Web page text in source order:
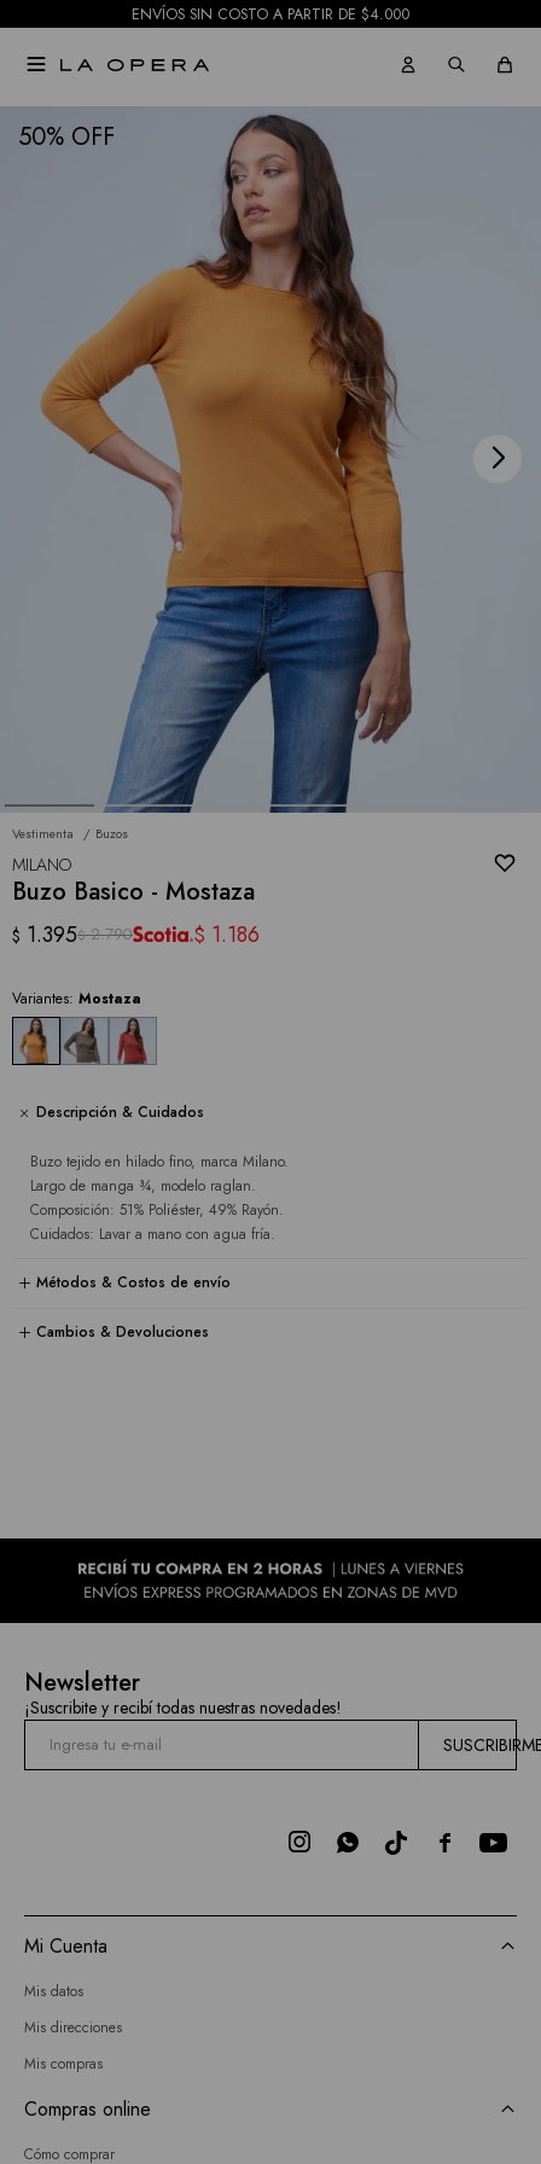
ENVÍOS SIN COSTO A PARTIR DE $4.000

50
Vestimenta Buzos
MILANO
Buzo Basico - Mostaza
$ 1.395$ 2.790 $ 1.186
Variantes: Mostaza
Descripción & Cuidados
Buzo tejido en hilado fino, marca Milano.
Largo de manga ¾, modelo raglan.
Composición: 51% Poliéster, 49% Rayón.
Cuidados: Lavar a mano con agua fría.
Métodos & Costos de envío
Cambios & Devoluciones
NOTIFICARME
Newsletter
¡Suscribite y recibí todas nuestras novedades!

 
Mi Cuenta
Mis datos
Mis direcciones
Mis compras
Compras online
Cómo comprar